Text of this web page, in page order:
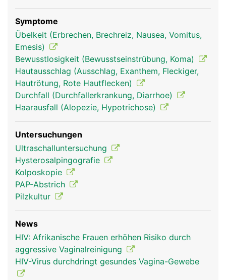
Symptome
Übelkeit (Erbrechen, Brechreiz, Nausea, Vomitus,
Emesis)
Bewusstlosigkeit (Bewusstseinstrübung, Koma)
Hautausschlag (Ausschlag, Exanthem, Fleckiger,
Hautrötung, Rote Hautflecken)
Durchfall (Durchfallerkrankung, Diarrhoe)
Haarausfall (Alopezie, Hypotrichose)
Untersuchungen
Ultraschalluntersuchung
Hysterosalpingografie
Kolposkopie
PAP-Abstrich
Pilzkultur
News
HIV: Afrikanische Frauen erhöhen Risiko durch
aggressive Vaginalreinigung
HIV-Virus durchdringt gesundes Vagina-Gewebe